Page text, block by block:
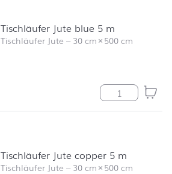
Tischläufer Jute blue 5 m
Tischläufer Jute –30 cm×500 cm
Tischläufer
Tischläufer Jute copper 5 m
Tischläufer Jute –30 cm×500 cm